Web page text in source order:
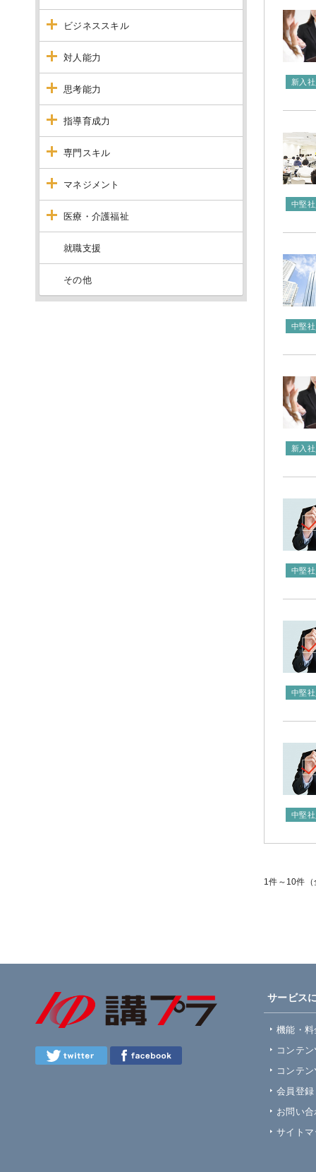
ビジネススキル
対人能力
思考能力
指導育成力
専門スキル
マネジメント
医療・介護福祉
就職支援
その他
新入
中堅
中堅
新入
中堅
中堅
中堅
1件～10件
サービス
機能・
コンテ
コンテ
会員登録
お問い
サイトマ